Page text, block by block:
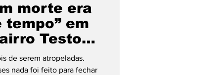
morte era
tempo” em
Testo
de serem atropeladas.
nada foi feito para fechar